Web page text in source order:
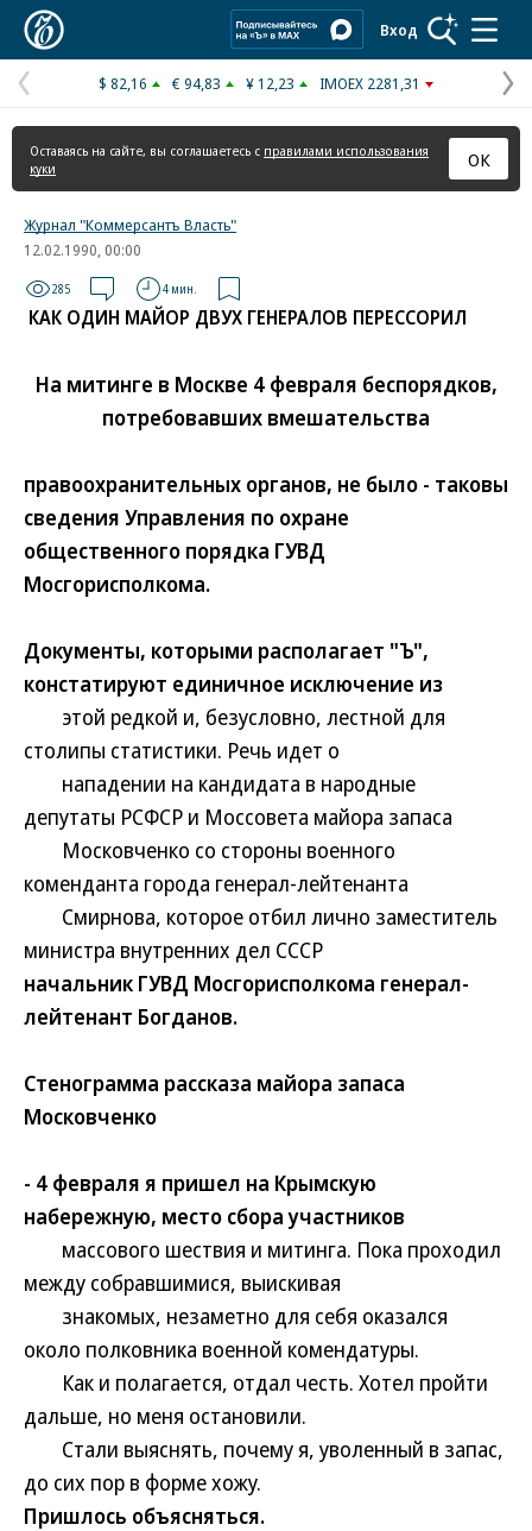
Вход
Предыдущая
страница
$ 82,16 € 94,83 ¥ 12,23 IMOEX 2281,31
Оставаясь на сайте, вы соглашаетесь с правилами использования
куки
ОК
Журнал "Коммерсантъ Власть"
12.02.1990, 00:00
285 4 мин.
КАК ОДИН МАЙОР ДВУХ ГЕНЕРАЛОВ ПЕРЕССОРИЛ
На митинге в Москве 4 февраля беспорядков,
потребовавших вмешательства
правоохранительных органов, не было - таковы
сведения Управления по охране
общественного порядка ГУВД
Мосгорисполкома.
Документы, которыми располагает "Ъ",
констатируют единичное исключение из
этой редкой и, безусловно, лестной для
столипы статистики. Речь идет о
нападении на кандидата в народные
депутаты РСФСР и Моссовета майора запаса
Московченко со стороны военного
коменданта города генерал-лейтенанта
Смирнова, которое отбил лично заместитель
министра внутренних дел СССР
начальник ГУВД Мосгорисполкома генерал-
лейтенант Богданов.
Стенограмма рассказа майора запаса
Московченко
- 4 февраля я пришел на Крымскую
набережную, место сбора участников
массового шествия и митинга. Пока проходил
между собравшимися, выискивая
знакомых, незаметно для себя оказался
около полковника военной комендатуры.
Как и полагается, отдал честь. Хотел пройти
дальше, но меня остановили.
Стали выяснять, почему я, уволенный в запас,
до сих пор в форме хожу.
Пришлось объясняться.